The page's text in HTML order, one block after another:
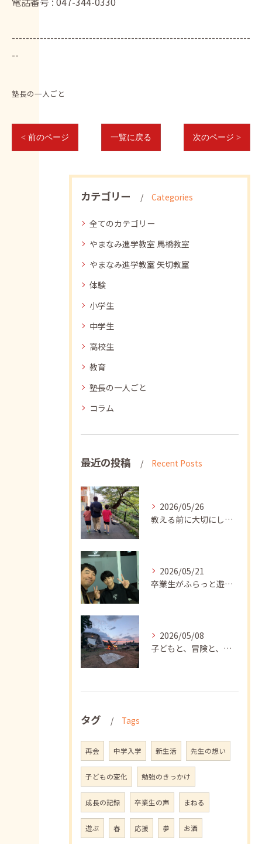
--------------------------------------------------------------------
--
塾長の一人ごと
< 前のページ 一覧に戻る 次のページ >
カテゴリー Categories
全てのカテゴリー
やまなみ進学教室 馬橋教室
やまなみ進学教室 矢切教室
体験
小学生
中学生
高校生
教育
塾長の一人ごと
コラム
最近の投稿 Recent Posts
2026/05/26
教える前に大切にしたいこと
2026/05/21
卒業生がふらっと遊びに来てくれました
2026/05/08
子どもと、冒険と、学び
タグ Tags
再会 中学入学 新生活 先生の想い
子どもの変化 勉強のきっかけ
成長の記録 卒業生の声 まねる
遊ぶ 春 応援 夢 お酒